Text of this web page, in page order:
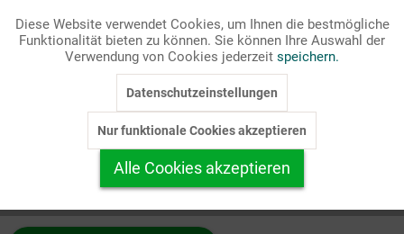
Passende Stichworte
Kirchenjahr, Ostern
zuerst Ihr Produktformat aus.
z.B. Farbe-Grafik, Schwarz-Weiß-Grafik, mit/ohne Text ...
Marketing Inaktiv
Personalisierung Inaktiv
Service
Diese Website verwendet Cookies, um Ihnen die bestmögliche
Funktionalität bieten zu können. Sie können Ihre Auswahl der
Verwendung von Cookies jederzeit speichern.
Datenschutzeinstellungen
Nur funktionale Cookies akzeptieren
Alle Cookies akzeptieren